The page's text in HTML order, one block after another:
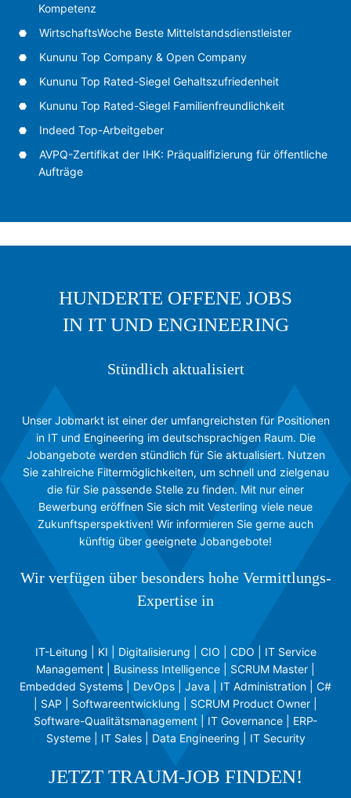
Kompetenz
WirtschaftsWoche Beste Mittelstandsdienstleister
Kununu Top Company & Open Company
Kununu Top Rated-Siegel Gehaltszufriedenheit
Kununu Top Rated-Siegel Familienfreundlichkeit
Indeed Top-Arbeitgeber
AVPQ-Zertifikat der IHK: Präqualifizierung für öffentliche
Aufträge
HUNDERTE OFFENE JOBS
IN IT UND ENGINEERING
Stündlich aktualisiert
Unser Jobmarkt ist einer der umfangreichsten für Positionen
in IT und Engineering im deutschsprachigen Raum. Die
Jobangebote werden stündlich für Sie aktualisiert. Nutzen
Sie zahlreiche Filtermöglichkeiten, um schnell und zielgenau
die für Sie passende Stelle zu finden. Mit nur einer
Bewerbung eröffnen Sie sich mit Vesterling viele neue
Zukunftsperspektiven! Wir informieren Sie gerne auch
künftig über geeignete Jobangebote!
Wir verfügen über besonders hohe Vermittlungs-
Expertise in
IT-Leitung | KI | Digitalisierung | CIO | CDO | IT Service
Management | Business Intelligence | SCRUM Master |
Embedded Systems | DevOps | Java | IT Administration | C#
| SAP | Softwareentwicklung | SCRUM Product Owner |
Software-Qualitätsmanagement | IT Governance | ERP-
Systeme | IT Sales | Data Engineering | IT Security
JETZT TRAUM-JOB FINDEN!